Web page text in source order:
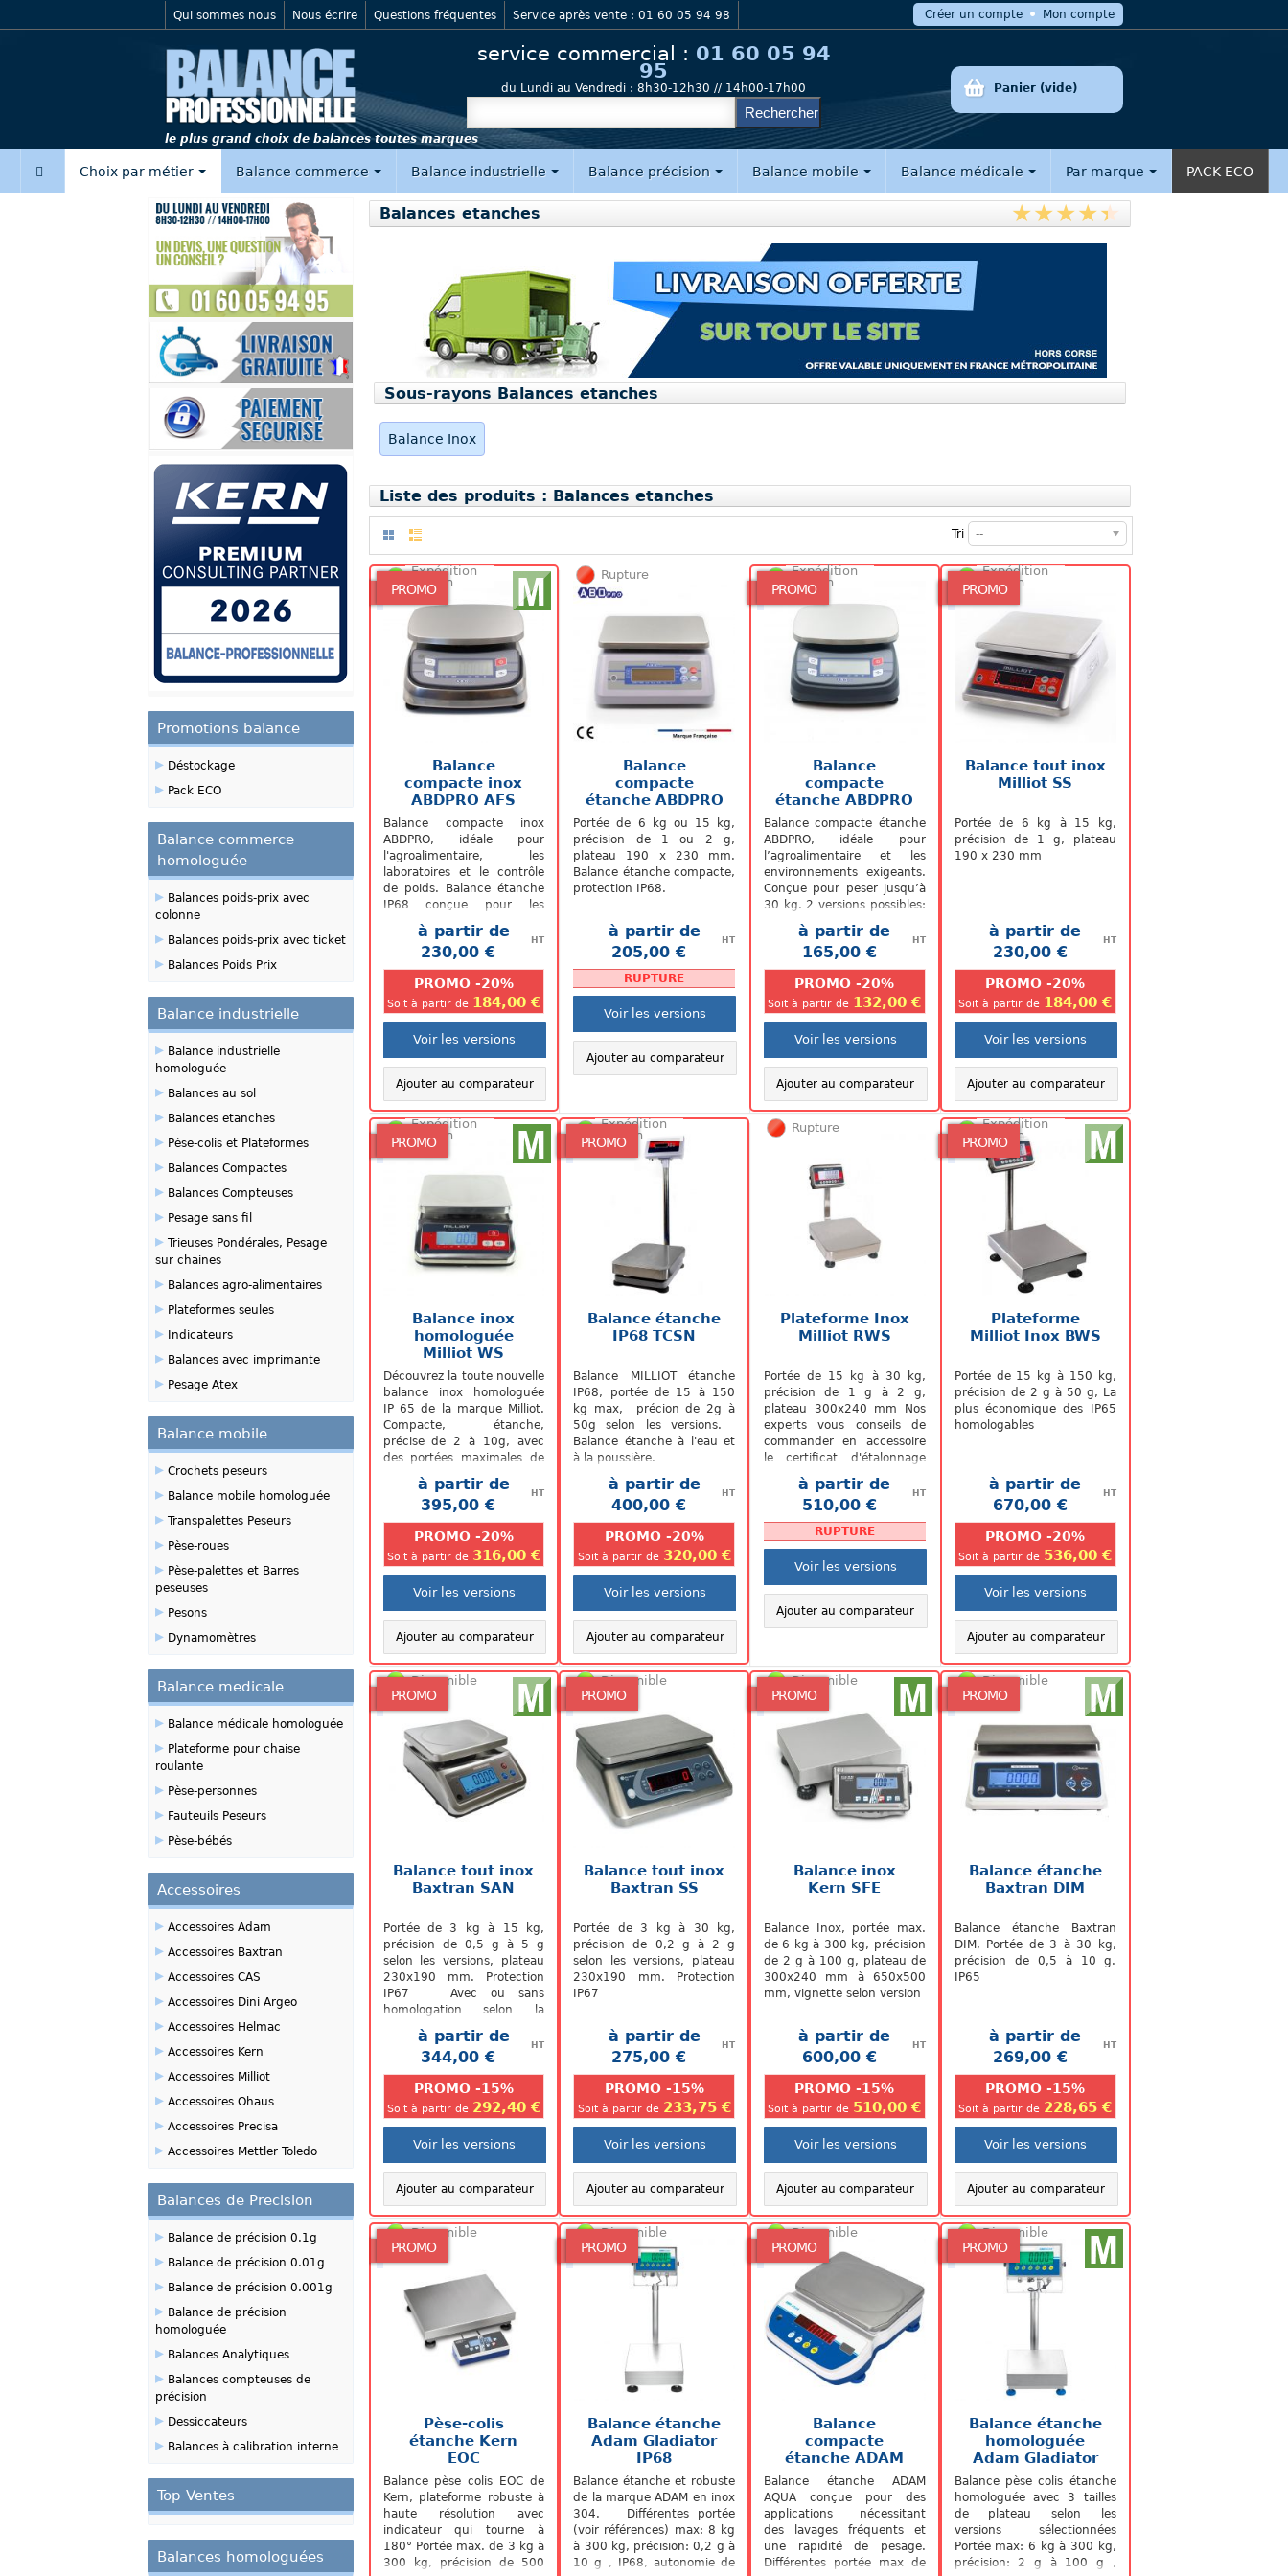
le plus grand choix de balances toutes marques
Qui sommes nous Nous écrire Questions fréquentes Service après vente : 01 60 05 94 98
service commercial : 01 60 05 94
95
du Lundi au Vendredi : 8h30-12h30 // 14h00-17h00 Panier (vide)
Créer un compte Mon compte
Choix par métier Balance commerce Balance industrielle Balance précision Balance mobile Balance médicale Par marque PACK ECO
Balances etanches
Sous-rayons Balances etanches
Balance Inox
Liste des produits : Balances etanches
Tri --
PROMO
Expédition
48/72h
Balance
compacte inox
ABDPRO AFS
Balance compacte inox
ABDPRO, idéale pour
l'agroalimentaire, les
laboratoires et le contrôle
de poids. Balance étanche
IP68 conçue pour les
professionnelles nécessitant
une grande...
à partir de
230,00 €
HT
PROMO -20%
Soit à partir de 184,00 €
Voir les versions
Ajouter au comparateur
Rupture
Balance
compacte
étanche ABDPRO
SSU
Portée de 6 kg ou 15 kg,
précision de 1 ou 2 g,
plateau 190 x 230 mm.
Balance étanche compacte,
protection IP68.
à partir de
205,00 €
HT
RUPTURE
Voir les versions
Ajouter au comparateur
PROMO
Expédition
48/72h
Balance
compacte
étanche ABDPRO
AFC
Balance compacte étanche
ABDPRO, idéale pour
l’agroalimentaire et les
environnements exigeants.
Conçue pour peser jusqu’à
30 kg. 2 versions possibles:
de 1g portée 30 kg...
à partir de
165,00 €
HT
PROMO -20%
Soit à partir de 132,00 €
Voir les versions
Ajouter au comparateur
PROMO
Expédition
48/72h
Balance tout inox
Milliot SS
Portée de 6 kg à 15 kg,
précision de 1 g, plateau
190 x 230 mm
à partir de
230,00 €
HT
PROMO -20%
Soit à partir de 184,00 €
Voir les versions
Ajouter au comparateur
PROMO
Expédition
48/72h
Balance inox
homologuée
Milliot WS
Découvrez la toute nouvelle
balance inox homologuée
IP 65 de la marque Milliot.
Compacte, étanche,
précise de 2 à 10g, avec
des portées maximales de
nouvelle balance inox...
à partir de
395,00 €
HT
PROMO -20%
Soit à partir de 316,00 €
Voir les versions
Ajouter au comparateur
PROMO
Expédition
48/72h
Balance étanche
IP68 TCSN
Balance MILLIOT étanche
IP68, portée de 15 à 150
kg max, précion de 2g à
50g selon les versions.
Balance étanche à l'eau et
à la poussière.
à partir de
400,00 €
HT
PROMO -20%
Soit à partir de 320,00 €
Voir les versions
Ajouter au comparateur
Rupture
Plateforme Inox
Milliot RWS
Portée de 15 kg à 30 kg,
précision de 1 g à 2 g,
plateau 300x240 mm Nos
experts vous conseils de
commander en accessoire
le certificat d'étalonnage
optimale de votre...
à partir de
510,00 €
HT
RUPTURE
Voir les versions
Ajouter au comparateur
PROMO
Expédition
48/72h
Plateforme
Milliot Inox BWS
Portée de 15 kg à 150 kg,
précision de 2 g à 50 g, La
plus économique des IP65
homologables
à partir de
670,00 €
HT
PROMO -20%
Soit à partir de 536,00 €
Voir les versions
Ajouter au comparateur
PROMO
Disponible
Balance tout inox
Baxtran SAN
Portée de 3 kg à 15 kg,
précision de 0,5 g à 5 g
selon les versions, plateau
230x190 mm. Protection
IP67 Avec ou sans
homologation selon la
référence
à partir de
344,00 €
HT
PROMO -15%
Soit à partir de 292,40 €
Voir les versions
Ajouter au comparateur
PROMO
Disponible
Balance tout inox
Baxtran SS
Portée de 3 kg à 30 kg,
précision de 0,2 g à 2 g
selon les versions, plateau
230x190 mm. Protection
IP67
à partir de
275,00 €
HT
PROMO -15%
Soit à partir de 233,75 €
Voir les versions
Ajouter au comparateur
PROMO
Disponible
Balance inox
Kern SFE
Balance Inox, portée max.
de 6 kg à 300 kg, précision
de 2 g à 100 g, plateau de
300x240 mm à 650x500
mm, vignette selon version
à partir de
600,00 €
HT
PROMO -15%
Soit à partir de 510,00 €
Voir les versions
Ajouter au comparateur
PROMO
Disponible
Balance étanche
Baxtran DIM
Balance étanche Baxtran
DIM, Portée de 3 à 30 kg,
précision de 0,5 à 10 g.
IP65
à partir de
269,00 €
HT
PROMO -15%
Soit à partir de 228,65 €
Voir les versions
Ajouter au comparateur
PROMO
Disponible
Pèse-colis
étanche Kern
EOC
Balance pèse colis EOC de
Kern, plateforme robuste à
haute résolution avec
indicateur qui tourne à
180° Portée max. de 3 kg à
300 kg, précision de 500
PROMO
Disponible
Balance étanche
Adam Gladiator
IP68
Balance étanche et robuste
de la marque ADAM en inox
304. Différentes portée
(voir références) max: 8 kg
à 300 kg, précision: 0,2 g à
10 g , IP68, autonomie de
PROMO
Disponible
Balance
compacte
étanche ADAM
Aqua.
Balance étanche ADAM
AQUA conçue pour des
applications nécessitant
des lavages fréquents et
une rapidité de pesage.
Différentes portée max de
PROMO
Disponible
Balance étanche
homologuée
Adam Gladiator
IP68
Balance pèse colis étanche
homologuée avec 3 tailles
de plateau selon les
versions sélectionnées
Portée max: 6 kg à 300 kg,
précision: 2 g à 100 g ,
Promotions balance
▸Déstockage
▸Pack ECO
Balance commerce
homologuée
▸Balances poids-prix avec
colonne
▸Balances poids-prix avec ticket
▸Balances Poids Prix
Balance industrielle
▸Balance industrielle
homologuée
▸Balances au sol
▸Balances etanches
▸Pèse-colis et Plateformes
▸Balances Compactes
▸Balances Compteuses
▸Pesage sans fil
▸Trieuses Pondérales, Pesage
sur chaines
▸Balances agro-alimentaires
▸Plateformes seules
▸Indicateurs
▸Balances avec imprimante
▸Pesage Atex
Balance mobile
▸Crochets peseurs
▸Balance mobile homologuée
▸Transpalettes Peseurs
▸Pèse-roues
▸Pèse-palettes et Barres
peseuses
▸Pesons
▸Dynamomètres
Balance medicale
▸Balance médicale homologuée
▸Plateforme pour chaise
roulante
▸Pèse-personnes
▸Fauteuils Peseurs
▸Pèse-bébés
Accessoires
▸Accessoires Adam
▸Accessoires Baxtran
▸Accessoires CAS
▸Accessoires Dini Argeo
▸Accessoires Helmac
▸Accessoires Kern
▸Accessoires Milliot
▸Accessoires Ohaus
▸Accessoires Precisa
▸Accessoires Mettler Toledo
Balances de Precision
▸Balance de précision 0.1g
▸Balance de précision 0.01g
▸Balance de précision 0.001g
▸Balance de précision
homologuée
▸Balances Analytiques
▸Balances compteuses de
précision
▸Dessiccateurs
▸Balances à calibration interne
Top Ventes
Balances homologuées